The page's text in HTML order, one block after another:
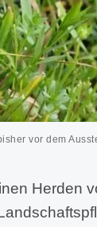
vor dem
Herden